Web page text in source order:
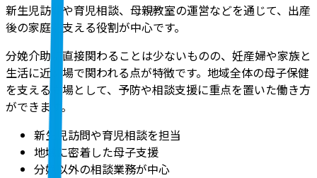
新生児訪問や育児相談、母親教室の運営などを通じて、出産
後の家庭を支える役割が中心です。
分娩介助に直接関わることは少ないものの、妊産婦や家族と
生活に近い場で関われる点が特徴です。地域全体の母子保健
を支える立場として、予防や相談支援に重点を置いた働き方
ができます。
新生児訪問や育児相談を担当
地域に密着した母子支援
分娩以外の相談業務が中心